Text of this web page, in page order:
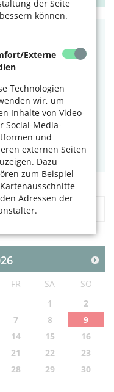
der Seite
können.
Externe
Technologien
wir, um
Inhalte von Video-
Social-Media-
und
externen Seiten
Dazu
zum Beispiel
Adressen der
Dance me
von der
2
FR SA
SO
1
2
7 8
9
14 15
16
21 22
23
28 29
30